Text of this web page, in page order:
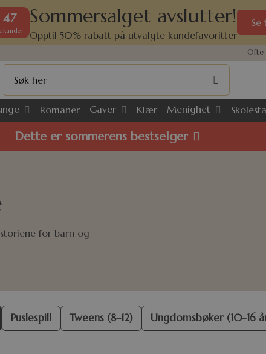
47 Sommersalget avslutter!
Opptil 50% rabatt på utvalgte kundefavoritter
Se
Ofte
Romaner Gaver Klær Menighet
Dette er sommerens bestselger
for barn og
Puslespill Tweens (8–12) Ungdomsbøker (10-16